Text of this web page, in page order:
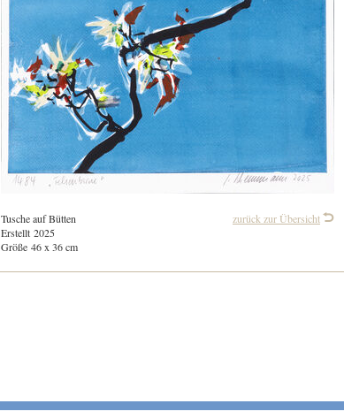
Tusche auf Bütten
Erstellt 2025
Größe 46 x 36 cm
zurück zur Übersicht